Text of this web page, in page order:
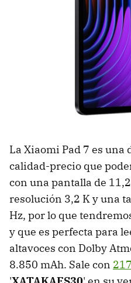
La Xiaomi Pad 7 es una
calidad-precio que
con una pantalla de
resolución 3,2 K y una
Hz, por lo que
y que es perfecta para
altavoces con Dolby
8.850 mAh. Sale con